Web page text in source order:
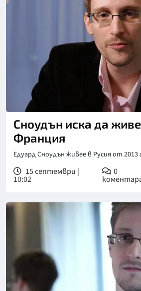
Сноудън иска да
Франция
Едуард Сноудън живее в Русия от 2013
15 септември |
10:02
0